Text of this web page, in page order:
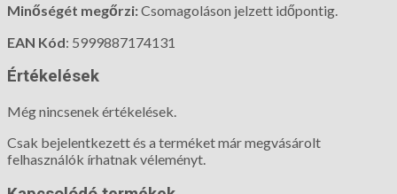
Minőségét megőrzi:Csomagoláson jelzett időpontig.
EAN Kód: 5999887174131
Értékelések
Még nincsenek értékelések.
Csak bejelentkezett és a terméket már megvásárolt
felhasználók írhatnak véleményt.